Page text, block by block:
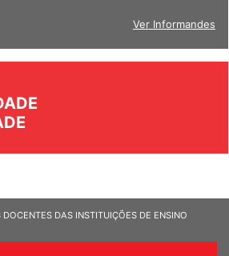
Ver Informandes
DAS INSTITUIÇÕES DE ENSINO